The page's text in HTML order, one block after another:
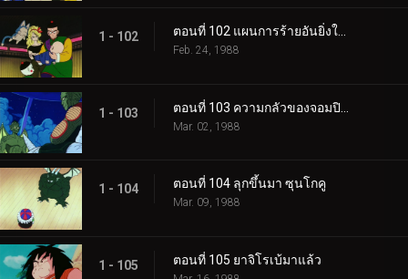
1 - 102 ตอนที่ 102 แผนการร้ายอันยิ่งใหญ่
Feb. 24, 1988
1 - 103
Mar. 02, 1988
1 - 104 ตอนที่ 104 ลุกขึ้นมา ซุนโกคู
Mar. 09, 1988
1 - 105 ตอนที่ 105 ยาจิโรเบ้มาแล้ว